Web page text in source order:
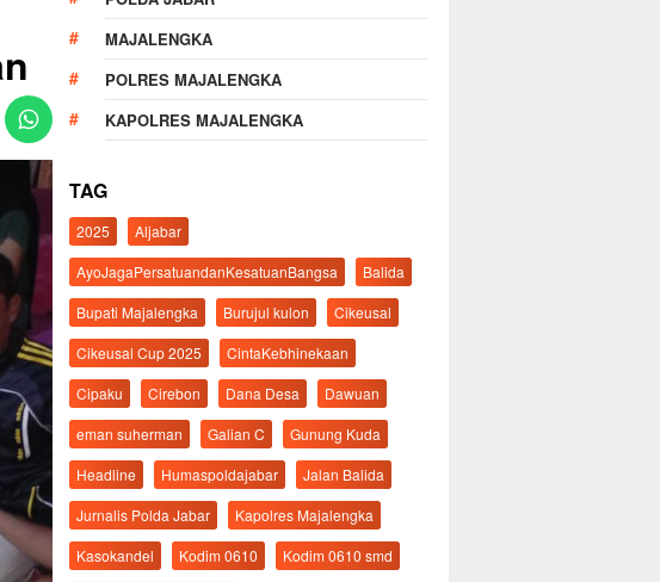
MAJALENGKA
POLRES MAJALENGKA
KAPOLRES MAJALENGKA
TAG
2025
Aljabar
AyoJagaPersatuandanKesatuanBangsa
Balida
Bupati Majalengka
Burujul kulon
Cikeusal
Cikeusal Cup 2025
CintaKebhinekaan
Cipaku
Cirebon Dana Desa
Dawuan
eman suherman
Galian C
Gunung Kuda
Headline
Humaspoldajabar
Jalan Balida
Jurnalis Polda Jabar
Kapolres Majalengka
Kasokandel
Kodim 0610
Kodim 0610 smd